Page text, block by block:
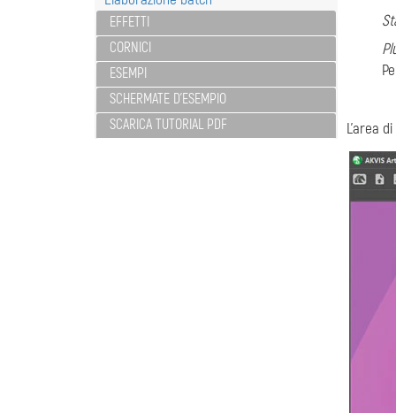
EFFETTI
CORNICI
ESEMPI
SCHERMATE D'ESEMPIO
SCARICA TUTORIAL PDF
L'area